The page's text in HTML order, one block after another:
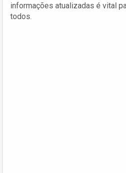
informações atualizadas é vital
todos.